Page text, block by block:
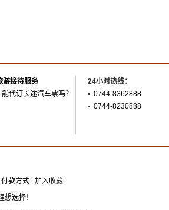
游接待服务
能代订长途汽车票吗？
24小时热线：
0744-8362888
0744-8230888
付款方式
加入收藏
选择！